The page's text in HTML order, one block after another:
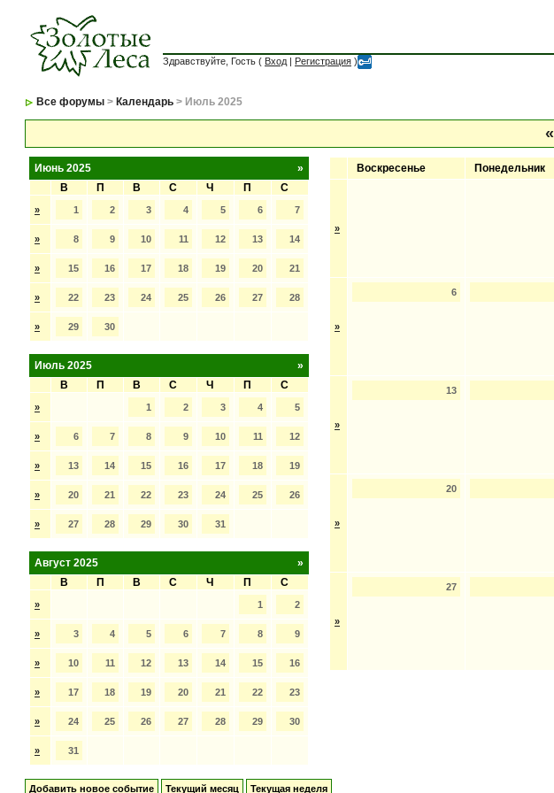
Здравствуйте, Гость ( Вход | Регистрация )
Все форумы > Календарь > Июль 2025
«
»
Июнь 2025
В
П В С Ч П С
» 1 2 3 4 5 6 7
» 8 9 10 11 12 13 14
» 15 16 17 18 19 20 21
» 22 23 24 25 26 27 28
» 29 30
»
Июль 2025
В
П В С Ч П С
» 1 2 3 4 5
» 6 7 8 9 10 11 12
» 13 14 15 16 17 18 19
» 20 21 22 23 24 25 26
» 27 28 29 30 31
»
Август 2025
В
П В С Ч П С
» 1 2
» 3 4 5 6 7 8 9
» 10 11 12 13 14 15 16
» 17 18 19 20 21 22 23
» 24 25 26 27 28 29 30
» 31
Воскресенье Понедельник
»
»
6
»
13
»
20
»
27
Добавить новое событие Текущий месяц Текущая неделя